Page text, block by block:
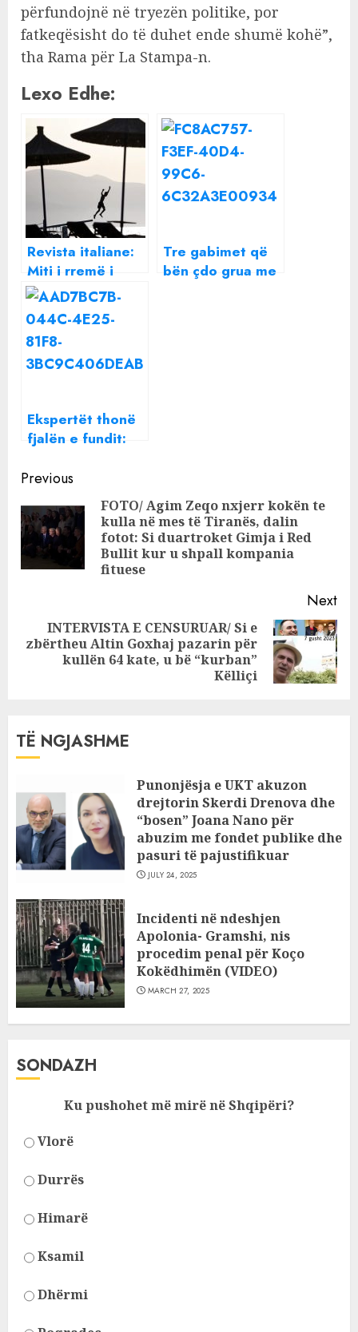
përfundojnë në tryezën politike, por
fatkeqësisht do të duhet ende shumë kohë”,
tha Rama për La Stampa-n.
Lexo Edhe:
Revista italiane:
Miti i rremë i
pushimeve me
Shqipëri
Tre gabimet që
bën çdo grua me
Ekspertët thonë
fjalën e fundit:
të zgjasë
‘perfekte’ mes
çiftit
Continue
Reading
Previous
FOTO/ Agim Zeqo nxjerr kokën te
kulla në mes të Tiranës, dalin
fotot: Si duartroket Gimja i Red
Bullit kur u shpall kompania
fituese
Next
Next
INTERVISTA E CENSURUAR/ Si e
zbërtheu Altin Goxhaj pazarin për
kullën 64 kate, u bë “kurban”
Këlliçi
TË NGJASHME
Punonjësja e UKT akuzon
drejtorin Skerdi Drenova dhe
“bosen” Joana Nano për
abuzim me fondet publike dhe
pasuri të pajustifikuar
JULY 24, 2025
Incidenti në ndeshjen
Apolonia- Gramshi, nis
procedim penal për Koço
Kokëdhimën (VIDEO)
MARCH 27, 2025
SONDAZH
Ku pushohet më mirë në Shqipëri?
Vlorë
Durrës
Himarë
Ksamil
Dhërmi